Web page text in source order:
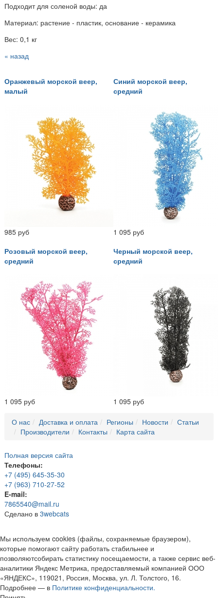
Подходит для соленой воды: да
Материал: растение - пластик, основание - керамика
Вес: 0,1 кг
« назад
Оранжевый морской веер,
малый
985 руб
Синий морской веер,
средний
1 095 руб
Розовый морской веер,
средний
1 095 руб
Черный морской веер,
средний
1 095 руб
О нас Доставка и оплата Регионы Новости
Статьи
Производители
Контакты Карта сайта
Полная версия сайта
Телефоны:
+7 (495) 645-35-30
+7 (963) 710-27-52
E-mail:
7865540@mail.ru
Сделано в 3webcats
Мы используем cookies (файлы, сохраняемые браузером),
которые помогают сайту работать стабильнее и
позволяютсобирать статистику посещаемости, а также сервис веб-
аналитики Яндекс Метрика, предоставляемый компанией ООО
«ЯНДЕКС», 119021, Россия, Москва, ул. Л. Толстого, 16.
Подробнее — в Политике конфиденциальности.